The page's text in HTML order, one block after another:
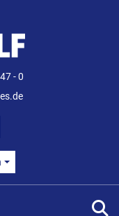
- 0